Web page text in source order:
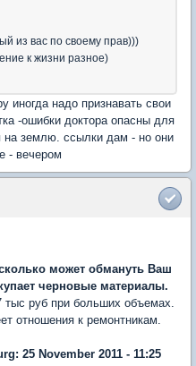
из вас по своему прав)))
к жизни разное)
иногда надо признавать свои
-ошибки доктора опасны для
на землю. ссылки дам - но они
- вечером
может обмануть Ваш
черновые материалы.
руб при больших объемах.
отношения к ремонтникам.
25 November 2011 - 11:25